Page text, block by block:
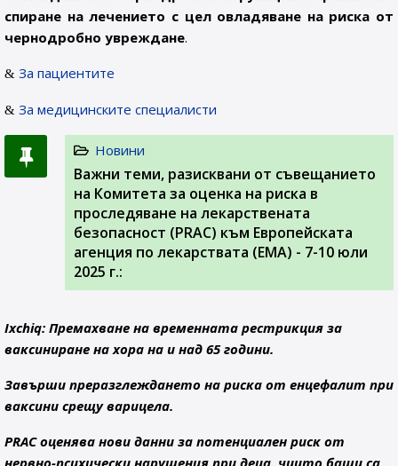
спиране на лечението с цел овладяване на риска от
чернодробно увреждане.
За пациентите
За медицинските специалисти
Новини
Важни теми, разисквани от съвещанието
на Комитета за оценка на риска в
проследяване на лекарствената
безопасност (PRAC) към Европейската
агенция по лекарствата (ЕМА) - 7-10 юли
2025 г.:
Ixchiq: Премахване на временната рестрикция за
ваксиниране на хора на и над 65 години.
Завърши преразглеждането на риска от енцефалит при
ваксини срещу варицела.
PRAC оценява нови данни за потенциален риск от
нервно-психически нарушения при деца, чиито бащи са